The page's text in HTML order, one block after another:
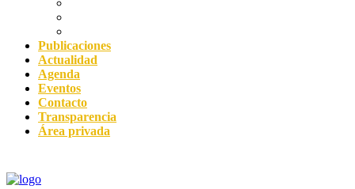
Publicaciones
Actualidad
Agenda
Eventos
Contacto
Transparencia
Área privada